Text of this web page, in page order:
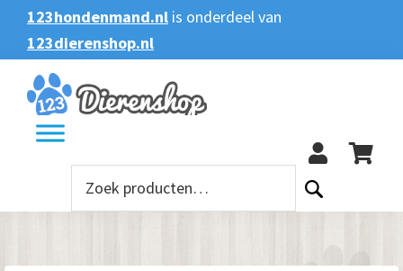
Spring
naar
de
hoofdnavigatie
Door
naar
de
hoofd
inhoud
Spring
naar
de
eerste
sidebar
Spring
naar
de
voettekst
123hondenmand.nl is onderdeel van
123dierenshop.nl
Zoeken
Zoeken
naar: